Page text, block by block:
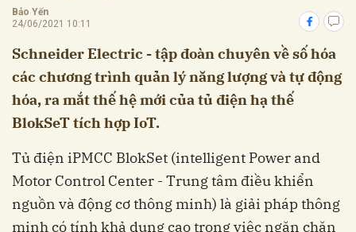
Bảo Yến
24/06/2021 10:11
Schneider Electric - tập đoàn chuyên về số hóa
các chương trình quản lý năng lượng và tự động
hóa, ra mắt thế hệ mới của tủ điện hạ thế
BlokSeT tích hợp IoT.
Tủ điện iPMCC BlokSet (intelligent Power and
Motor Control Center - Trung tâm điều khiển
nguồn và động cơ thông minh) là giải pháp thông
minh có tính khả dụng cao trong việc ngăn chặn
Hủy Gửi